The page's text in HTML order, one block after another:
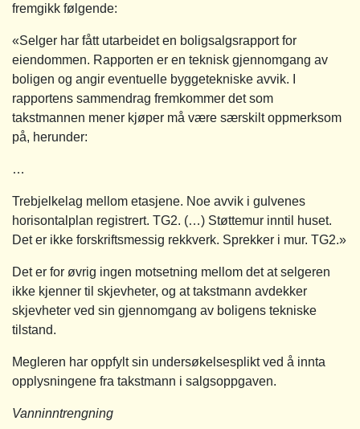
fremgikk følgende:
«Selger har fått utarbeidet en boligsalgsrapport for
eiendommen. Rapporten er en teknisk gjennomgang av
boligen og angir eventuelle byggetekniske avvik. I
rapportens sammendrag fremkommer det som
takstmannen mener kjøper må være særskilt oppmerksom
på, herunder:
…
Trebjelkelag mellom etasjene. Noe avvik i gulvenes
horisontalplan registrert. TG2. (…) Støttemur inntil huset.
Det er ikke forskriftsmessig rekkverk. Sprekker i mur. TG2.»
Det er for øvrig ingen motsetning mellom det at selgeren
ikke kjenner til skjevheter, og at takstmann avdekker
skjevheter ved sin gjennomgang av boligens tekniske
tilstand.
Megleren har oppfylt sin undersøkelsesplikt ved å innta
opplysningene fra takstmann i salgsoppgaven.
Vanninntrengning